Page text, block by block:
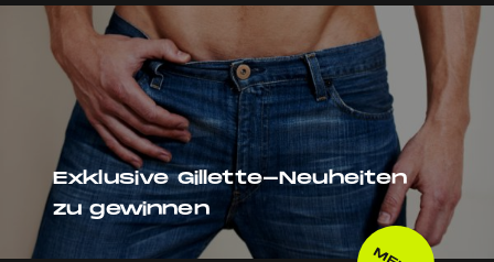
Exklusive Gillette-Neuheiten
zu gewinnen